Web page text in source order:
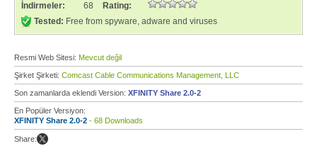
İndirmeler:
68
Rating:
Tested: Free from spyware, adware and viruses
Resmi Web Sitesi: Mevcut değil
Şirket Şirketi: Comcast Cable Communications Management, LLC
Son zamanlarda eklendi Version: XFINITY Share 2.0-2
En Popüler Versiyon:
XFINITY Share 2.0-2 - 68 Downloads
Share: